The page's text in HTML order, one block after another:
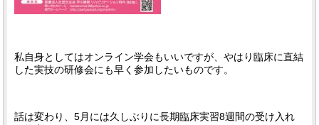
私自身としてはオンライン学会もいいですが、やはり臨床に直結
した実技の研修会にも早く参加したいものです。
話は変わり、5月には久しぶりに長期臨床実習8週間の受け入れ